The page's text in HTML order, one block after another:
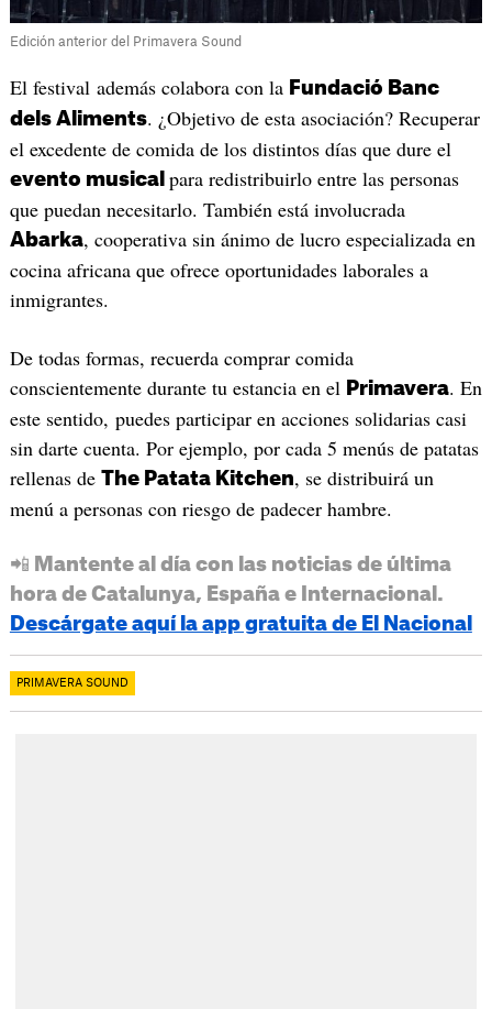
Edición anterior del Primavera Sound
El festival además colabora con la Fundació Banc
dels Aliments. ¿Objetivo de esta asociación? Recuperar
el excedente de comida de los distintos días que dure el
evento musical para redistribuirlo entre las personas
que puedan necesitarlo. También está involucrada
Abarka, cooperativa sin ánimo de lucro especializada en
cocina africana que ofrece oportunidades laborales a
inmigrantes.
De todas formas, recuerda comprar comida
conscientemente durante tu estancia en el Primavera. En
este sentido, puedes participar en acciones solidarias casi
sin darte cuenta. Por ejemplo, por cada 5 menús de patatas
rellenas de The Patata Kitchen, se distribuirá un
menú a personas con riesgo de padecer hambre.
📲 Mantente al día con las noticias de última
hora de Catalunya, España e Internacional.
Descárgate aquí la app gratuita de El Nacional
PRIMAVERA SOUND